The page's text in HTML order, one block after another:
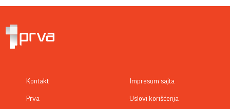
Kontakt
Prva
Impresum sajta
Uslovi korišćenja